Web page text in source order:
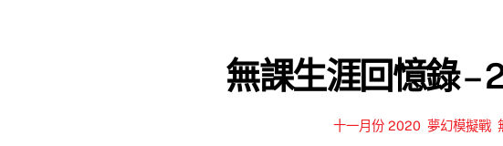
無課生涯回憶錄 –
十一月份 2020 夢幻模擬戰,